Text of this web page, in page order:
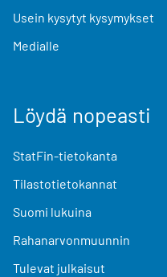
Usein kysytyt kysymykset
Medialle
Löydä nopeasti
StatFin-tietokanta
Tilastotietokannat
Suomi lukuina
Rahanarvonmuunnin
Tulevat julkaisut